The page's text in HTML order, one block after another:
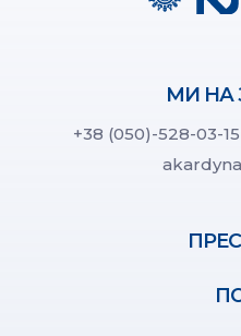
МИ НА
+38 (050)-528-03-15